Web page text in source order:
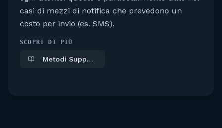
casi di mezzi di notifica che prevedono un
costo per invio (es. SMS).
SCOPRI DI PIÙ
Metodi Supportati